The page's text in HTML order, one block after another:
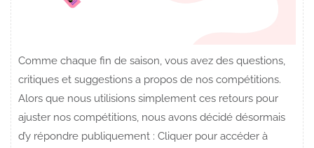
Comme chaque fin de saison, vous avez des questions,
critiques et suggestions a propos de nos compétitions.
Alors que nous utilisions simplement ces retours pour
ajuster nos compétitions, nous avons décidé désormais
d’y répondre publiquement : Cliquer pour accéder à